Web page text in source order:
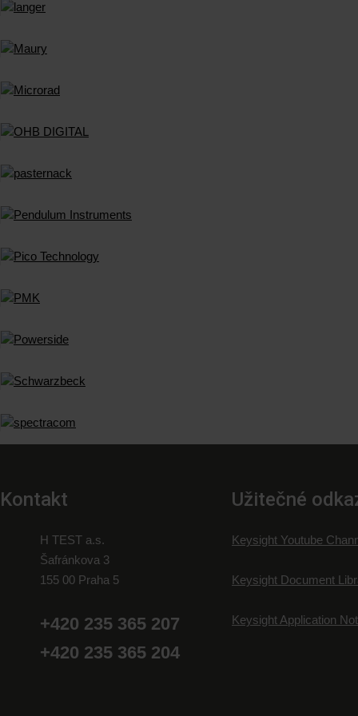
Kontakt
H TEST a.s.
Šafránkova 3
155 00 Praha 5
+420 235 365 207
+420 235 365 204
Užitečné
Keysight Youtube
Keysight Document
Keysight Application